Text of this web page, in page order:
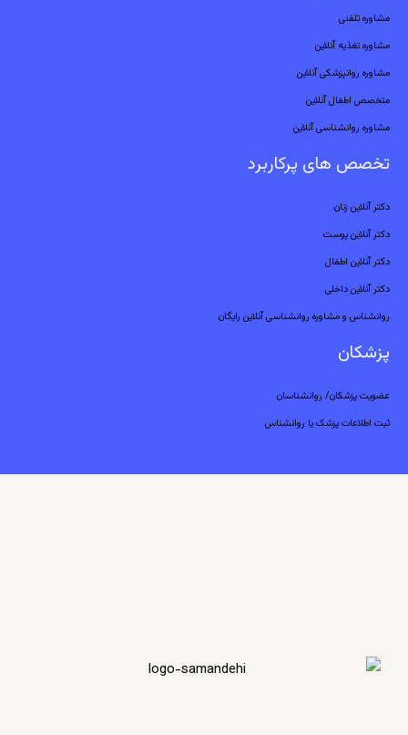
مشاوره تلفنی
مشاوره تغذیه آنلاین
مشاوره روانپزشکی آنلاین
متخصص اطفال آنلاین
مشاوره روانشناسی آنلاین
تخصص های پرکاربرد
دکتر آنلاین زنان
دکتر آنلاین پوست
دکتر آنلاین اطفال
دکتر آنلاین داخلی
روانشناس و مشاوره روانشناسی آنلاین رایگان
پزشکان
عضویت پزشکان/ روانشناسان
ثبت اطلاعات پزشک یا روانشناس